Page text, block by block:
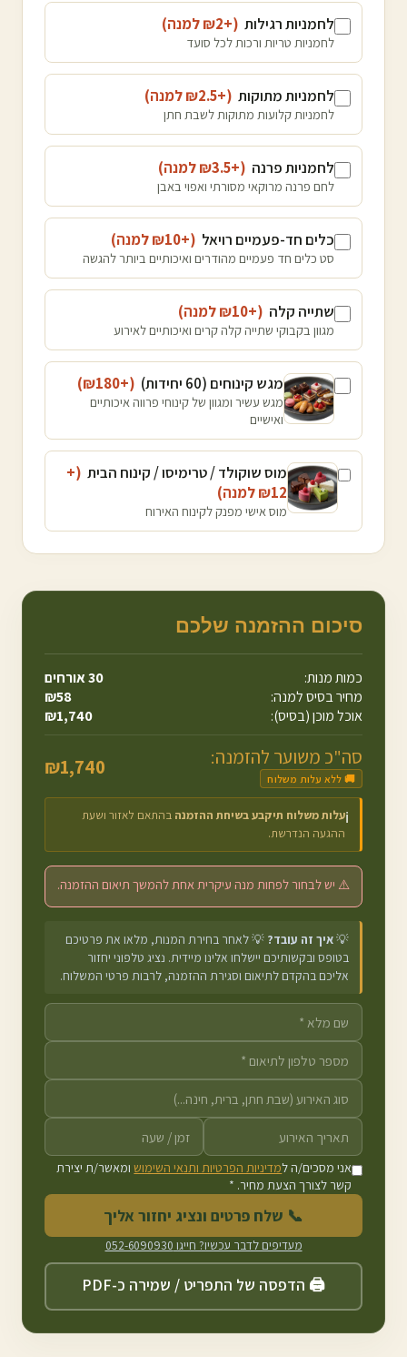
לחמניות רגילות (+₪
2 למנה)
לחמניות טריות ורכות לכל סועד
לחמניות מתוקות (+₪
2.5 למנה)
לחמניות קלועות מתוקות לשבת חתן
לחמניות פרנה (+₪
3.5 למנה)
לחם פרנה מרוקאי מסורתי ואפוי באבן
כלים חד-פעמיים רויאל (+₪
10 למנה)
סט כלים חד פעמיים מהודרים ואיכותיים ביותר להגשה
שתייה קלה (+₪
10 למנה)
מגוון בקבוקי שתייה קלה קרים ואיכותיים לאירוע
מגש קינוחים (60 יחידות) (+₪
180
)
מגש עשיר ומגוון של קינוחי פרווה איכותיים
ואישיים
מוס שוקולד / טרימיסו / קינוח הבית (+
₪12 למנה)
מוס אישי מפנק לקינוח האירוח
סיכום ההזמנה שלכם
כמות מנות: 30אורחים
מחיר בסיס למנה:
₪58
אוכל מוכן (בסיס):
₪1,740
סה"כ משוער להזמנה:
🚚 ללא עלות משלוח ₪1,740
ℹ️עלות משלוח תיקבע בשיחת ההזמנה בהתאם לאזור ושעת
ההגעה הנדרשת.
⚠️ יש לבחור לפחות מנה עיקרית אחת להמשך תיאום ההזמנה.
💡איך זה עובד? 💡 לאחר בחירת המנות, מלאו את פרטיכם
בטופס ובקשותיכם יישלחו אלינו מיידית. נציג טלפוני יחזור
אליכם בהקדם לתיאום וסגירת ההזמנה, לרבות פרטי המשלוח.
אני מסכים/ה למדיניות הפרטיות ותנאי השימושומאשר/ת יצירת
קשר לצורך הצעת מחיר. *
📞 שלח פרטים ונציג יחזור אליך
מעדיפים לדבר עכשיו? חייגו 052-6090930
🖨️ הדפסה של התפריט / שמירה כ-PDF